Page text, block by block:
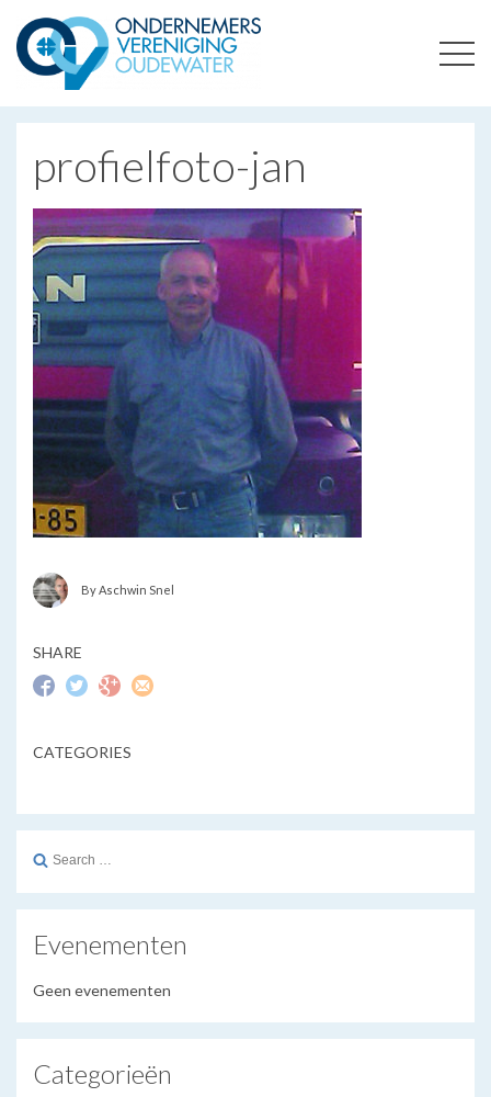
ONDERNEMERSVERENIGING OUDEWATER
profielfoto-jan
By Aschwin Snel
SHARE
CATEGORIES
Search
Evenementen
Geen evenementen
Categorieën